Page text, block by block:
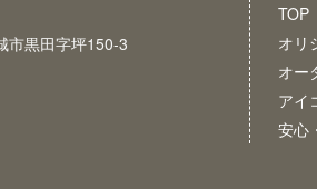
市黒田字坪150-3
TOP
オリ
オー
アイ
安心